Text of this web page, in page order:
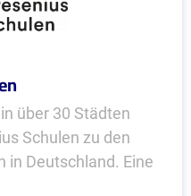
über 30 Städten
Schulen zu den
in Deutschland. Eine